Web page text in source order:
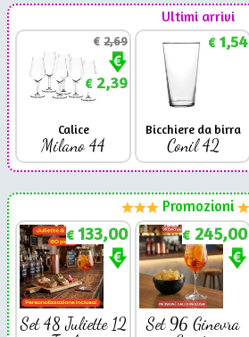
Ultimi arrivi
€2,69
€2,39
Calice
Milano 44
€1,54
Bicchiere da birra
Conil 42
Promozioni
€ 133,00
Set 48 Juliette 12
€ 245,00
Set 96 Ginevra